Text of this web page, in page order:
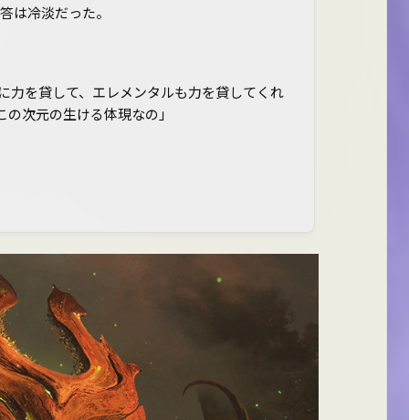
は冷淡だった。
力を貸して、エレメンタルも力を貸してくれ
次元の生ける体現なの」